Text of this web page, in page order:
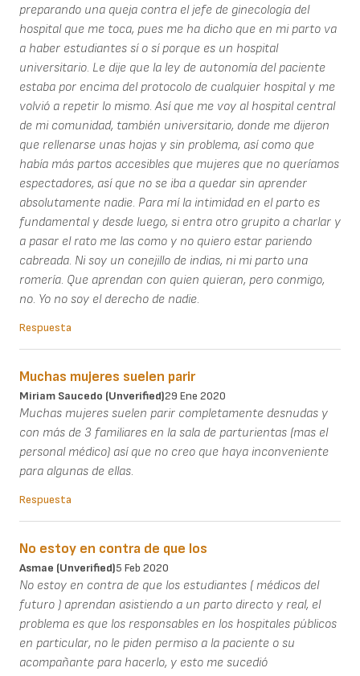
preparando una queja contra el jefe de ginecología del
hospital que me toca, pues me ha dicho que en mi parto va
a haber estudiantes sí o sí porque es un hospital
universitario. Le dije que la ley de autonomía del paciente
estaba por encima del protocolo de cualquier hospital y me
volvió a repetir lo mismo. Así que me voy al hospital central
de mi comunidad, también universitario, donde me dijeron
que rellenarse unas hojas y sin problema, así como que
había más partos accesibles que mujeres que no queríamos
espectadores, así que no se iba a quedar sin aprender
absolutamente nadie. Para mí la intimidad en el parto es
fundamental y desde luego, si entra otro grupito a charlar y
a pasar el rato me las como y no quiero estar pariendo
cabreada. Ni soy un conejillo de indias, ni mi parto una
romería. Que aprendan con quien quieran, pero conmigo,
no. Yo no soy el derecho de nadie.
Respuesta
Muchas mujeres suelen parir
Miriam Saucedo (unverified)29 Ene 2020
Muchas mujeres suelen parir completamente desnudas y
con más de 3 familiares en la sala de parturientas (mas el
personal médico) así que no creo que haya inconveniente
para algunas de ellas.
Respuesta
No estoy en contra de que los
Asmae (unverified)5 Feb 2020
No estoy en contra de que los estudiantes ( médicos del
futuro ) aprendan asistiendo a un parto directo y real, el
problema es que los responsables en los hospitales públicos
en particular, no le piden permiso a la paciente o su
acompañante para hacerlo, y esto me sucedió